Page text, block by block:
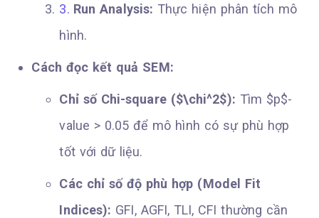
Run Analysis: Thực hiện phân tích mô
hình.
Cách đọc kết quả SEM:
Chỉ số Chi-square ($\chi^2$): Tìm $p$-
value > 0.05 để mô hình có sự phù hợp
tốt với dữ liệu.
Các chỉ số độ phù hợp (Model Fit
Indices): GFI, AGFI, TLI, CFI thường cần